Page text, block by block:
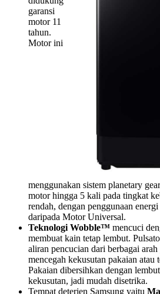
garansi
motor 11
tahun.
Motor ini
menggunakan sistem planetary
motor hingga 5 kali pada tingkat
rendah, dengan penggunaan
daripada Motor Universal.
Teknologi Wobble™ mencuci
membuat kain tetap lembut.
aliran pencucian dari berbagai
mencegah kekusutan pakaian atau
Pakaian dibersihkan dengan
kekusutan, jadi mudah disetrika.
Tempat deterjen Samsung yaitu